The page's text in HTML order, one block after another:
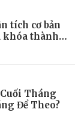
tích cơ bản
khóa thành
Tháng
Để Theo?